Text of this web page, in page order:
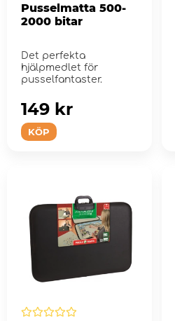
Pusselmatta 500-
2000 bitar
Det perfekta
hjälpmedlet för
pusselfantaster.
KÖP
149 kr